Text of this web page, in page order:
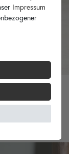
Impressum